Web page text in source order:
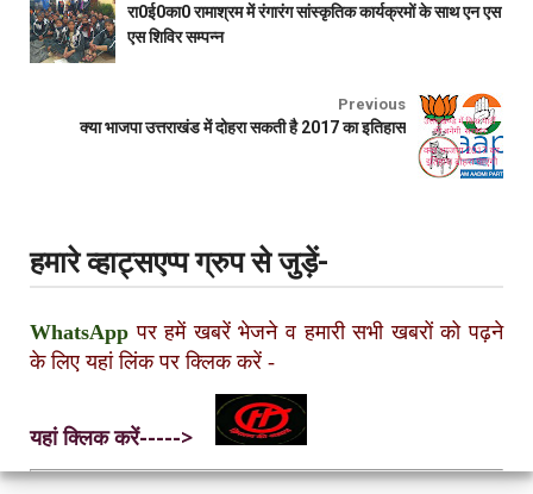
रा0ई0का0 रामाश्रम में रंगारंग सांस्कृतिक कार्यक्रमों के साथ एन एस
एस शिविर सम्पन्न
Previous
क्या भाजपा उत्तराखंड में दोहरा सकती है 2017 का इतिहास
हमारे व्हाट्सएप्प ग्रुप से जुड़ें-
WhatsApp पर हमें खबरें भेजने व हमारी सभी खबरों को पढ़ने
के लिए यहां लिंक पर क्लिक करें -
यहां क्लिक करें----->